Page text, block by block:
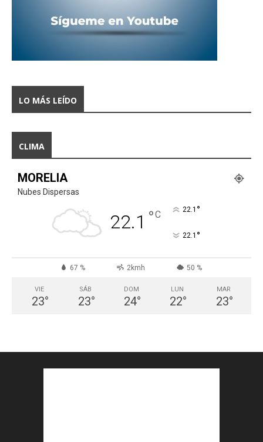
LO MÁS LEÍDO
CLIMA
MORELIA
Nubes Dispersas
22.1 °C 22.1 °
22.1 °
67 % 2kmh 50 %
VIE
23°
SÁB
23°
DOM
24°
LUN
22°
MAR
23°